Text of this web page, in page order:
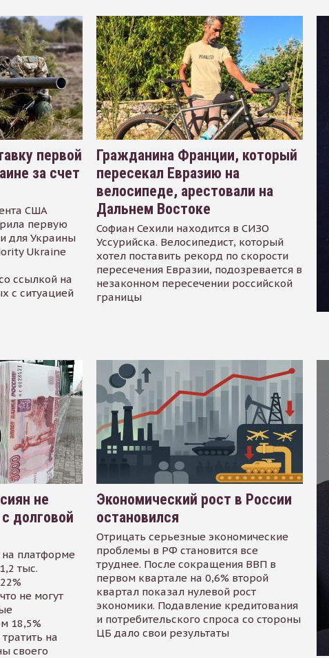
первой
за счет
США
первую
для Украины
Ukraine
ссылкой на
с ситуацией
Гражданина Франции, который
пересекал Евразию на
велосипеде, арестовали на
Дальнем Востоке
Софиан Сехили находится в СИЗО
Уссурийска. Велосипедист, который
хотел поставить рекорд по скорости
пересечения Евразии, подозревается в
незаконном пересечении российской
границы
не
долговой
платформе
тыс.
не могут
18,5%
на
своего
Экономический рост в России
остановился
Отрицать серьезные экономические
проблемы в РФ становится все
труднее. После сокращения ВВП в
первом квартале на 0,6% второй
квартал показал нулевой рост
экономики. Подавление кредитования
и потребительского спроса со стороны
ЦБ дало свои результаты